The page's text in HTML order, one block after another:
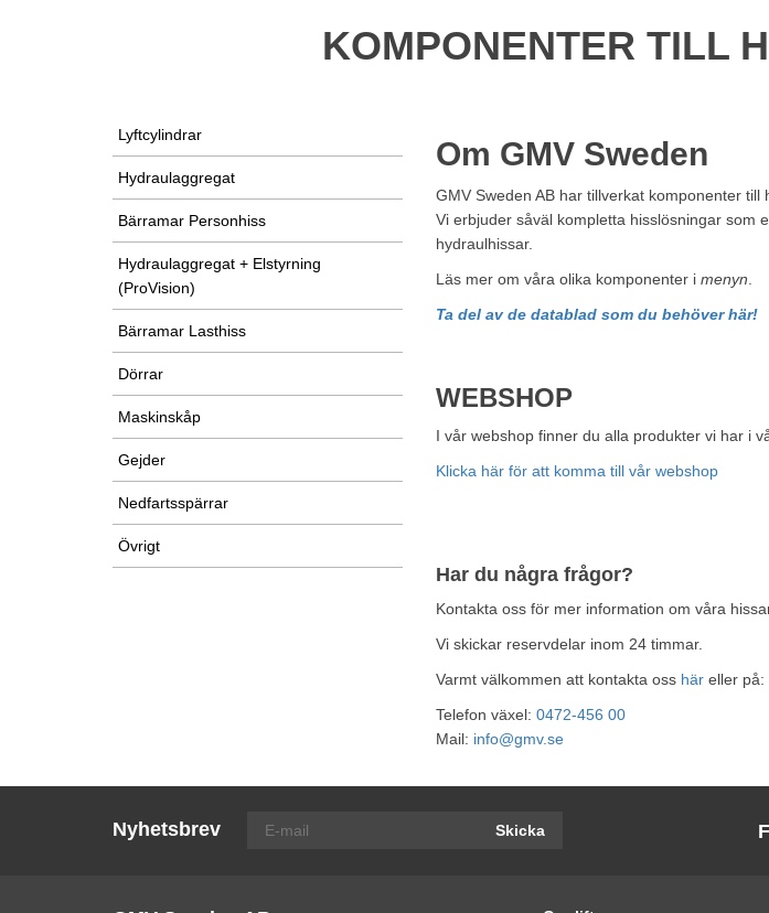
KOMPONENTER TILL
Lyftcylindrar
Hydraulaggregat
Bärramar Personhiss
Hydraulaggregat + Elstyrning
(ProVision)
Bärramar Lasthiss
Dörrar
Maskinskåp
Gejder
Nedfartsspärrar
Övrigt
Om GMV Sweden
GMV Sweden AB har tillverkat komponenter till
Vi erbjuder såväl kompletta hisslösningar som
hydraulhissar.
Läs mer om våra olika komponenter i menyn
Ta del av de datablad som du behöver här!
WEBSHOP
I vår webshop finner du alla produkter vi har i
Klicka här för att komma till vår webshop
Har du några frågor?
Kontakta oss för mer information om våra
Vi skickar reservdelar inom 24 timmar.
Varmt välkommen att kontakta oss häreller på:
Telefon växel: 0472-456 00
Mail: info@gmv.se
Nyhetsbrev Skicka